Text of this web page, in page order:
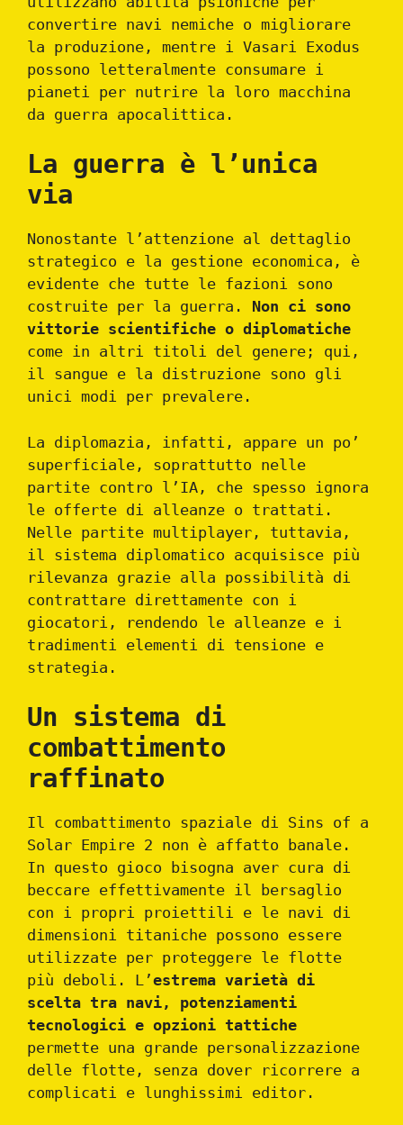
convertire navi nemiche o migliorare
la produzione, mentre i Vasari Exodus
possono letteralmente consumare i
pianeti per nutrire la loro macchina
da guerra apocalittica.
La guerra è l’unica
via
Nonostante l’attenzione al dettaglio
strategico e la gestione economica, è
evidente che tutte le fazioni sono
costruite per la guerra. Non ci sono
vittorie scientifiche o diplomatiche
come in altri titoli del genere; qui,
il sangue e la distruzione sono gli
unici modi per prevalere.
La diplomazia, infatti, appare un po’
superficiale, soprattutto nelle
partite contro l’IA, che spesso ignora
le offerte di alleanze o trattati.
Nelle partite multiplayer, tuttavia,
il sistema diplomatico acquisisce più
rilevanza grazie alla possibilità di
contrattare direttamente con i
giocatori, rendendo le alleanze e i
tradimenti elementi di tensione e
strategia.
Un sistema di
combattimento
raffinato
Il combattimento spaziale di Sins of a
Solar Empire 2 non è affatto banale.
In questo gioco bisogna aver cura di
beccare effettivamente il bersaglio
con i propri proiettili e le navi di
dimensioni titaniche possono essere
utilizzate per proteggere le flotte
più deboli. L’estrema varietà di
scelta tra navi, potenziamenti
tecnologici e opzioni tattiche
permette una grande personalizzazione
delle flotte, senza dover ricorrere a
complicati e lunghissimi editor.